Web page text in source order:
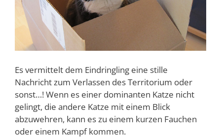
Es vermittelt dem Eindringling eine stille
Nachricht zum Verlassen des Territorium oder
sonst…! Wenn es einer dominanten Katze nicht
gelingt, die andere Katze mit einem Blick
abzuwehren, kann es zu einem kurzen Fauchen
oder einem Kampf kommen.